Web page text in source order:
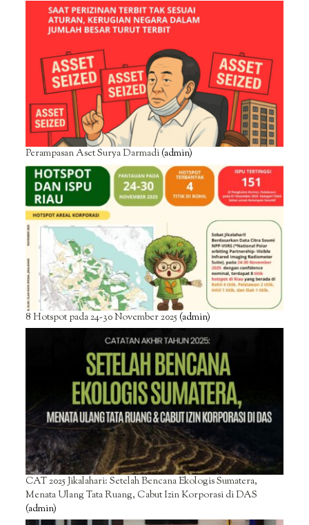
Perampasan Aset Surya Darmadi(admin)
8 Hotspot pada 24-30 November 2025(admin)
CAT 2025 Jikalahari: Setelah Bencana Ekologis Sumatera,
Menata Ulang Tata Ruang, Cabut Izin Korporasi di DAS
(admin)